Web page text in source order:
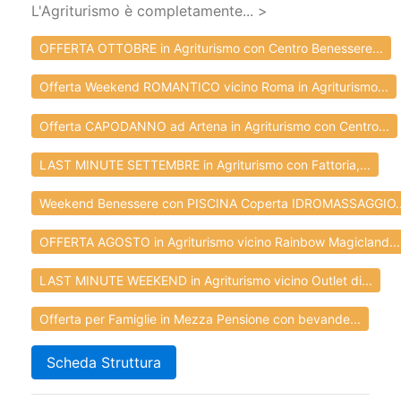
L'Agriturismo è completamente... >
OFFERTA OTTOBRE in Agriturismo con Centro Benessere...
Offerta Weekend ROMANTICO vicino Roma in Agriturismo...
Offerta CAPODANNO ad Artena in Agriturismo con Centro...
LAST MINUTE SETTEMBRE in Agriturismo con Fattoria,...
Weekend Benessere con PISCINA Coperta
OFFERTA AGOSTO in Agriturismo vicino Rainbow Magicland...
LAST MINUTE WEEKEND in Agriturismo vicino Outlet di...
Offerta per Famiglie in Mezza Pensione con bevande...
Scheda Struttura